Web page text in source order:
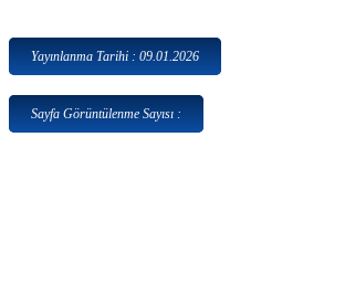
Yayınlanma Tarihi : 09.01.2026
Sayfa Görüntülenme Sayısı :